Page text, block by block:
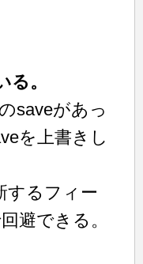
。
saveがあっ
を上書きし
するフィー
避できる。